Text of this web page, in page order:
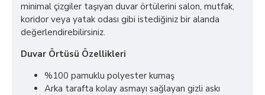
minimal çizgiler taşıyan duvar örtülerini salon, mutfak,
koridor veya yatak odası gibi istediğiniz bir alanda
değerlendirebilirsiniz.
Duvar Örtüsü Özellikleri
%100 pamuklu polyester kumaş
Arka tarafta kolay asmayı sağlayan gizli askı